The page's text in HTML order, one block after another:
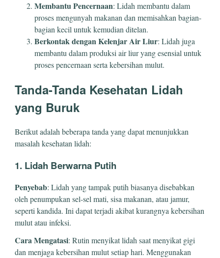
Membantu Pencernaan: Lidah membantu dalam
proses mengunyah makanan dan memisahkan bagian-
bagian kecil untuk kemudian ditelan.
Berkontak dengan Kelenjar Air Liur: Lidah juga
membantu dalam produksi air liur yang esensial untuk
proses pencernaan serta kebersihan mulut.
Tanda-Tanda Kesehatan Lidah
yang Buruk
Berikut adalah beberapa tanda yang dapat menunjukkan
masalah kesehatan lidah:
1. Lidah Berwarna Putih
Penyebab: Lidah yang tampak putih biasanya disebabkan
oleh penumpukan sel-sel mati, sisa makanan, atau jamur,
seperti kandida. Ini dapat terjadi akibat kurangnya kebersihan
mulut atau infeksi.
Cara Mengatasi: Rutin menyikat lidah saat menyikat gigi
dan menjaga kebersihan mulut setiap hari. Menggunakan